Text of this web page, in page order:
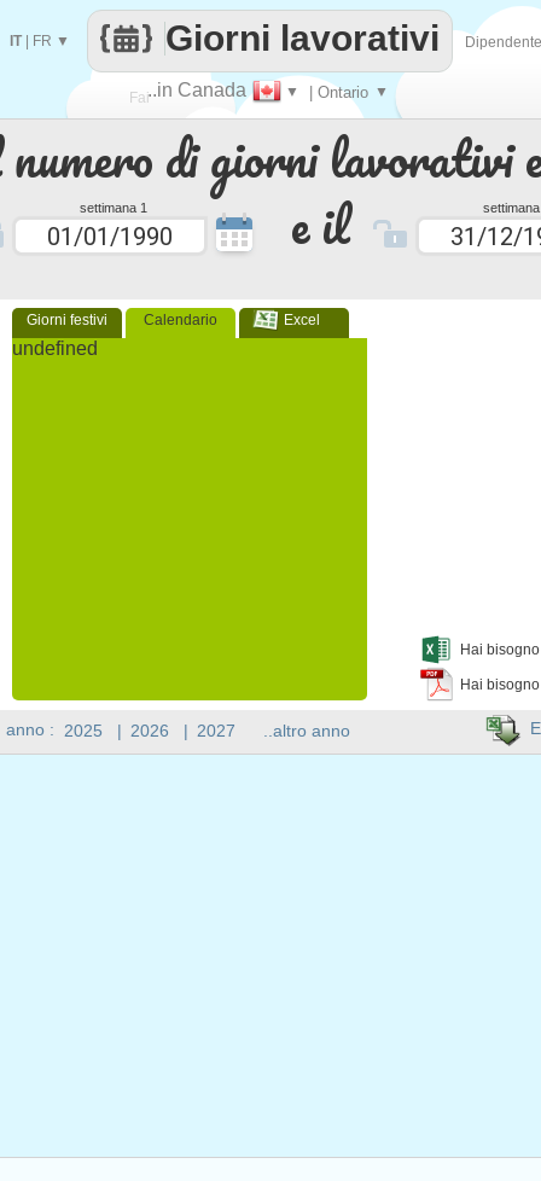
di giorni lavorativi
settimana 1 e il
Giorni festivi Calendario Excel
undefined
Hai
Hai
Fai
contare
..in Canada ▼ | Ontario ▼
Giorni lavorativi
IT| FR ▼
anno : 2025 | 2026 | 2027 ..altro anno